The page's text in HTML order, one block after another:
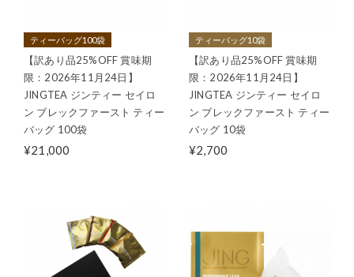
ティーバッグ100袋
【訳あり品25%OFF 賞味期
限：2026年11月24日】
JINGTEA ジンティー セイロ
ン ブレックファースト ティー
バッグ 100袋
¥21,000
ティーバッグ10袋
【訳あり品25%OFF 賞味期
限：2026年11月24日】
JINGTEA ジンティー セイロ
ン ブレックファースト ティー
バッグ 10袋
¥2,700